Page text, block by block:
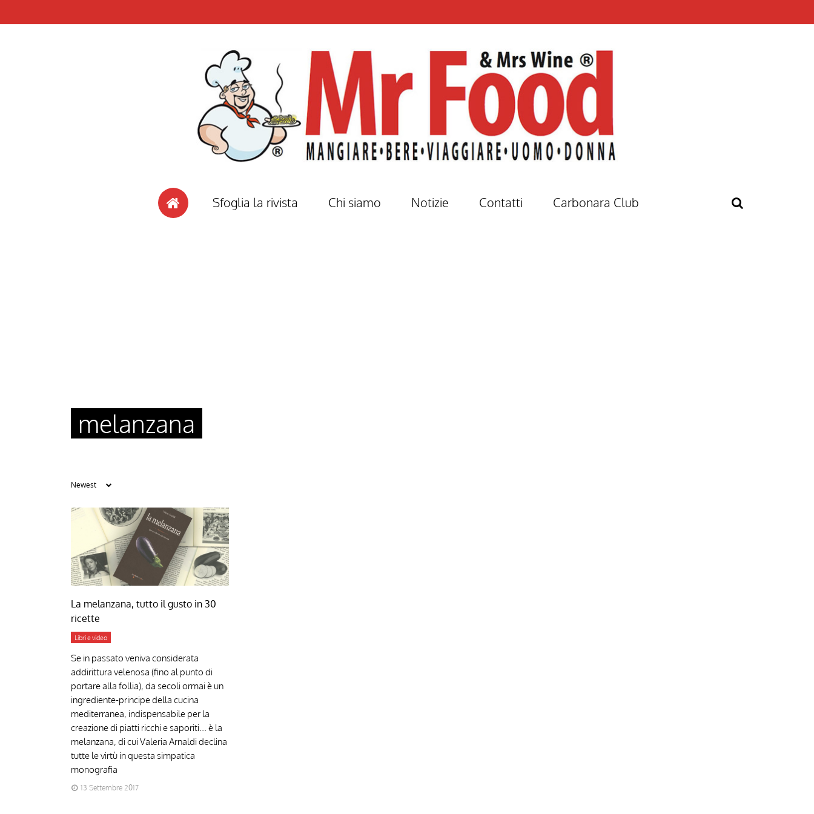
Sfoglia la rivista Chi siamo Notizie Contatti Carbonara Club
melanzana
La melanzana, tutto il gusto in 30
ricette
Libri e video
Se in passato veniva considerata
addirittura velenosa (fino al punto di
portare alla follia), da secoli ormai è un
ingrediente-principe della cucina
mediterranea, indispensabile per la
creazione di piatti ricchi e saporiti... è la
melanzana, di cui Valeria Arnaldi declina
tutte le virtù in questa simpatica
monografia
13 Settembre 2017